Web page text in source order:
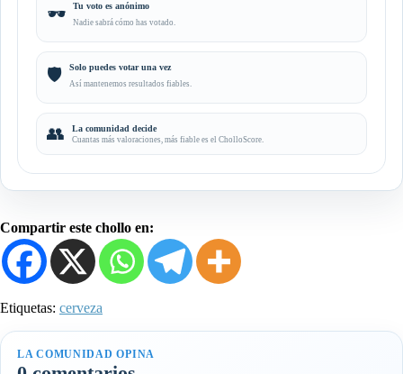
🕶️ Tu voto es anónimo
Nadie sabrá cómo has votado.
🛡️ Solo puedes votar una vez
Así mantenemos resultados fiables.
👥 La comunidad decide
Cuantas más valoraciones, más fiable es el CholloScore.
Compartir este chollo en:
Etiquetas: cerveza
LA COMUNIDAD OPINA